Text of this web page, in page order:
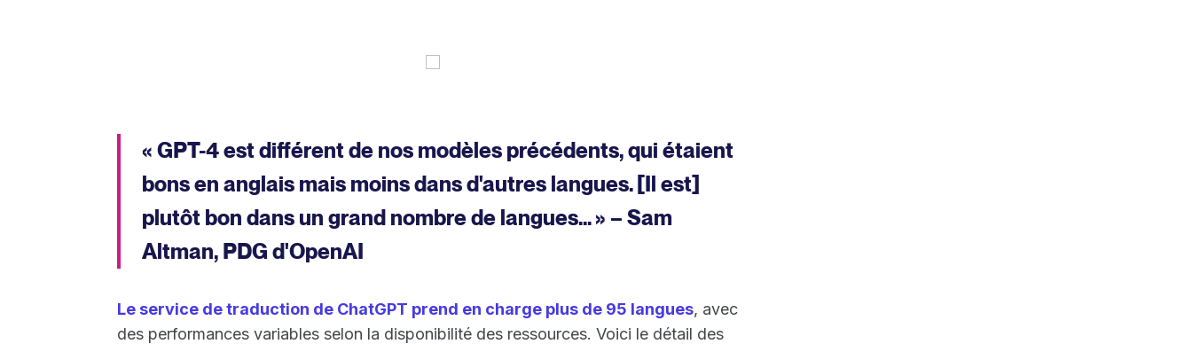
« GPT-4 est différent de nos modèles précédents, qui étaient
bons en anglais mais moins dans d'autres langues. [Il est]
plutôt bon dans un grand nombre de langues... » – Sam
Altman, PDG d'OpenAI
Le service de traduction de ChatGPT prend en charge plus de 95 langues, avec
des performances variables selon la disponibilité des ressources. Voici le détail des